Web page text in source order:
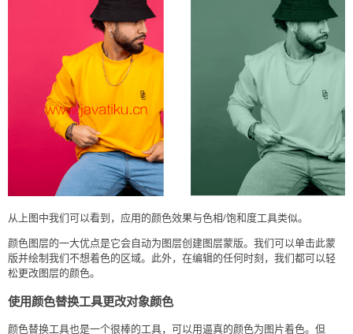
从上图中我们可以看到，应用的颜色效果与色相/饱和度工具类似。
颜色图层的一大优点是它会自动为图层创建图层蒙版。我们可以单击此蒙
版并绘制我们不想着色的区域。此外，在编辑的任何时刻，我们都可以轻
松更改图层的颜色。
使用颜色替换工具更改对象颜色
颜色替换工具也是一个很棒的工具，可以用逼真的颜色为图片着色。但